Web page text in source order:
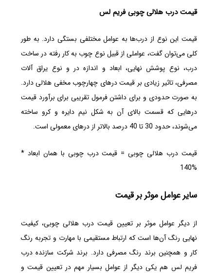
قیمت درب هلالی چوبی فریم لس
قیمت این نوع از درب‌ها به عوامل مختلفی بستگی دارد. به طور
کلی می‌توان گفت، عواملی از قبیل نوع چوب به کار رفته در ساخت
درب، نوع پوشش نهایی، ابعاد و اندازه در و نوع یراق آلات
مصرفی، تاثیر زیادی بر قیمت درهای چهارچوب مخفی هلالی دارد.
به صورت حدودی و برای داشتن فرمول تقریبی برای برآورد قیمت
درهایی که قسمت بالای آن‌ به شکل نیم دایره و کرو ساخته
می‌شوند، حدود 30 تا 40 درصد بالاتر از درهای معمولی است.
قیمت درب هلالی چوبی = قیمت درب چوبی با همان ابعاد *
%140
سایر عوامل موثر بر قیمت
از دیگر عوامل موثر بر تعیین قیمت درب هلالی چوبی، کیفیت
نهایی رنگ آن‌ها است که ارتباط مستقیمی با مهارت و تجربه رنگ
کار و همچنین برند رنگ مصرفی دارد. برند شرکت سازنده درب
فریم لس هم یکی دیگر از عوامل بسیار مهم در تعیین قیمت و